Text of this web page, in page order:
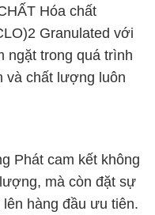
Hóa chất
Granulated với
ngặt trong quá trình
và chất lượng luôn
Phát cam kết không
mà còn đặt sự
hàng đầu ưu tiên.